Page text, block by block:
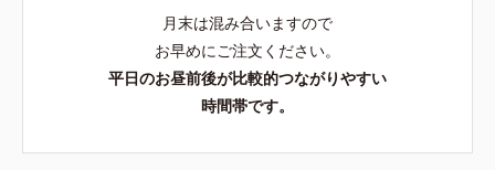
月末は混み合いますので
お早めにご注文ください。
平日のお昼前後が比較的つながりやすい
時間帯です。